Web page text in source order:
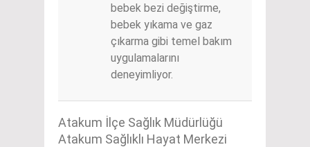
bebek bezi değiştirme,
bebek yıkama ve gaz
çıkarma gibi temel bakım
uygulamalarını
deneyimliyor.
Atakum İlçe Sağlık Müdürlüğü
Atakum Sağlıklı Hayat Merkezi